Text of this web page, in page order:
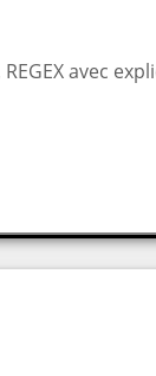
avec